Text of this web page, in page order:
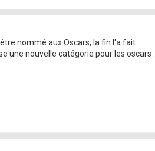
nommé aux Oscars, la fin l'a fait
une nouvelle catégorie pour les oscars :